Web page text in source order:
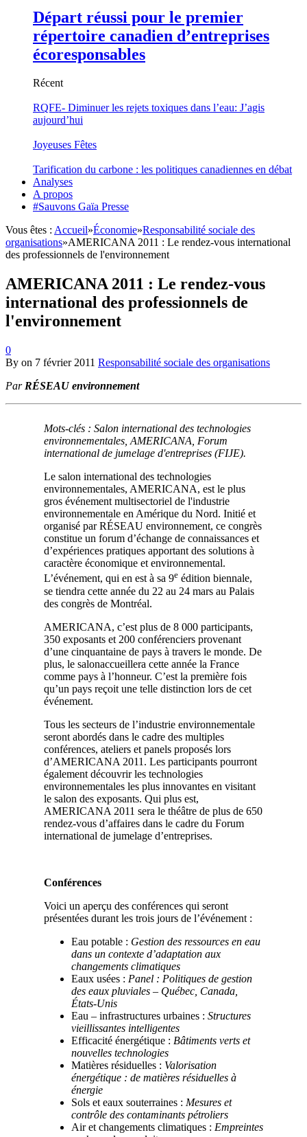
Départ réussi pour le premier
répertoire canadien d’entreprises
écoresponsables
Récent
RQFE- Diminuer les rejets toxiques dans l’eau: J’agis
aujourd’hui
Joyeuses Fêtes
Tarification du carbone : les politiques canadiennes en débat
Analyses
A propos
#Sauvons Gaïa Presse
Vous êtes : Accueil»Économie»Responsabilité sociale des
organisations»AMERICANA 2011 : Le rendez-vous international
des professionnels de l'environnement
AMERICANA 2011 : Le rendez-vous
international des professionnels de
l'environnement
0
By on 7 février 2011 Responsabilité sociale des organisations
Par RÉSEAU environnement
Mots-clés : Salon international des technologies
environnementales, AMERICANA, Forum
international de jumelage d'entreprises (FIJE).
Le salon international des technologies
environnementales, AMERICANA, est le plus
gros événement multisectoriel de l'industrie
environnementale en Amérique du Nord. Initié et
organisé par RÉSEAU environnement, ce congrès
constitue un forum d’échange de connaissances et
d’expériences pratiques apportant des solutions à
caractère économique et environnemental.
L’événement, qui en est à sa 9e édition biennale,
se tiendra cette année du 22 au 24 mars au Palais
des congrès de Montréal.
AMERICANA, c’est plus de 8 000 participants,
350 exposants et 200 conférenciers provenant
d’une cinquantaine de pays à travers le monde. De
plus, le salonaccueillera cette année la France
comme pays à l’honneur. C’est la première fois
qu’un pays reçoit une telle distinction lors de cet
événement.
Tous les secteurs de l’industrie environnementale
seront abordés dans le cadre des multiples
conférences, ateliers et panels proposés lors
d’AMERICANA 2011. Les participants pourront
également découvrir les technologies
environnementales les plus innovantes en visitant
le salon des exposants. Qui plus est,
AMERICANA 2011 sera le théâtre de plus de 650
rendez-vous d’affaires dans le cadre du Forum
international de jumelage d’entreprises.
Conférences
Voici un aperçu des conférences qui seront
présentées durant les trois jours de l’événement :
Eau potable : Gestion des ressources en eau
dans un contexte d’adaptation aux
changements climatiques
Eaux usées : Panel : Politiques de gestion
des eaux pluviales – Québec, Canada,
États-Unis
Eau – infrastructures urbaines : Structures
vieillissantes intelligentes
Efficacité énergétique : Bâtiments verts et
nouvelles technologies
Matières résiduelles : Valorisation
énergétique : de matières résiduelles à
énergie
Sols et eaux souterraines : Mesures et
contrôle des contaminants pétroliers
Air et changements climatiques : Empreintes